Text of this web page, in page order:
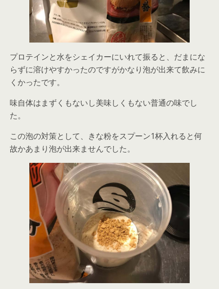
プロテインと水をシェイカーにいれて振ると、 だまにな
らずに溶けやすかったのですがかなり泡が出来て飲みに
くかったです。
味自体はまずくもないし美味しくもない普通の味でし
た。
この泡の対策として、 きな粉をスプーン1杯入れると何
故かあまり泡が出来ませんでした。